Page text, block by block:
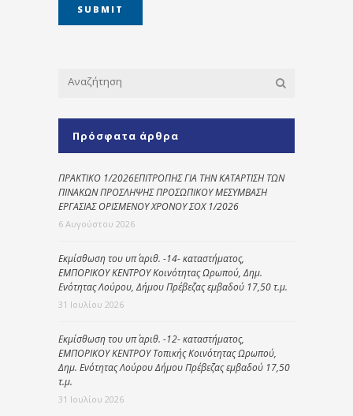
Πρόσφατα άρθρα
ΠΡΑΚΤΙΚΟ 1/2026ΕΠΙΤΡΟΠΗΣ ΓΙΑ ΤΗΝ ΚΑΤΑΡΤΙΣΗ ΤΩΝ
ΠΙΝΑΚΩΝ ΠΡΟΣΛΗΨΗΣ ΠΡΟΣΩΠΙΚΟΥ ΜΕΣΥΜΒΑΣΗ
ΕΡΓΑΣΙΑΣ ΟΡΙΣΜΕΝΟΥ ΧΡΟΝΟΥ ΣΟΧ 1/2026
6 Αυγούστου 2026
Εκμίσθωση του υπ΄ αριθ. -14- καταστήματος,
ΕΜΠΟΡΙΚΟΥ ΚΕΝΤΡΟΥ Κοινότητας Ωρωπού, Δημ.
Ενότητας Λούρου, Δήμου Πρέβεζας εμβαδού 17,50 τ.μ.
31 Ιουλίου 2026
Εκμίσθωση του υπ΄ αριθ. -12- καταστήματος,
ΕΜΠΟΡΙΚΟΥ ΚΕΝΤΡΟΥ Τοπικής Κοινότητας Ωρωπού,
Δημ. Ενότητας Λούρου Δήμου Πρέβεζας εμβαδού 17,50
τ.μ.
31 Ιουλίου 2026